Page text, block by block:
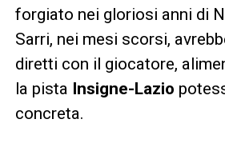
forgiato nei gloriosi anni di
Sarri, nei mesi scorsi,
diretti con il giocatore,
la pista Insigne-Lazio
concreta.